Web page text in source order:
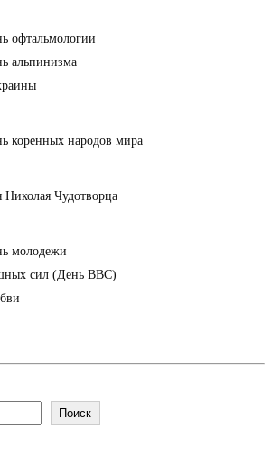
офтальмологии
альпинизма
коренных народов мира
Николая Чудотворца
молодежи
сил (День ВВС)
Поиск